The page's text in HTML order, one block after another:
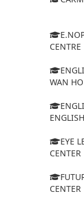
CENTRE
WAN
EYE
CENTER
CENTER